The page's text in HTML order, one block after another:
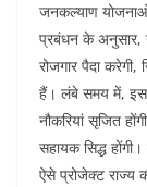
जनकल्याण
प्रबंधन के अनुसार,
रोजगार पैदा
हैं। लंबे समय में,
नौकरियां सृजित
सहायक सिद्ध
ऐसे प्रोजेक्ट राज्य